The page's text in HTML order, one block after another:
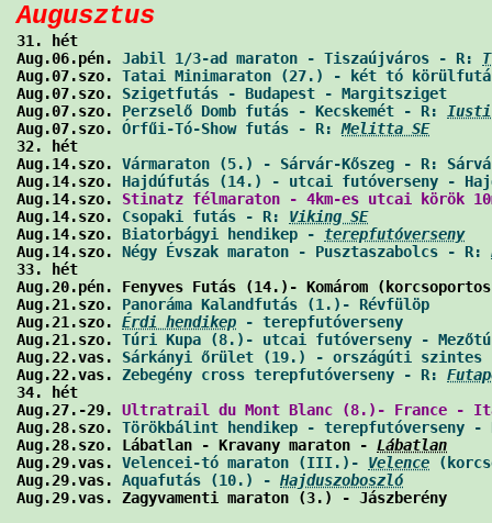
Augusztus
31. hét
Aug.06.pén. Jabil 1/3-ad maraton - Tiszaújváros - R:
Aug.07.szo. Tatai Minimaraton (27.) - két tó
Aug.07.szo. Szigetfutás - Budapest - Margitsziget
Aug.07.szo. Perzselő Domb futás - Kecskemét - R:
Aug.07.szo. Órfűi-Tó-Show futás - R: Melitta SE
32. hét
Aug.14.szo. Vármaraton (5.) - Sárvár-Kőszeg - R:
Aug.14.szo. Hajdúfutás (14.) - utcai futóverseny -
Aug.14.szo. Stinatz félmaraton - 4km-es utcai körök
Aug.14.szo. Csopaki futás - R: Viking SE
Aug.14.szo. Biatorbágyi hendikep - terepfutóverseny
Aug.14.szo. Négy Évszak maraton - Pusztaszabolcs - R:
33. hét
Aug.20.pén. Fenyves Futás (14.)- Komárom
Aug.21.szo. Panoráma Kalandfutás (1.)- Révfülöp
Aug.21.szo. Érdi hendikep - terepfutóverseny
Aug.21.szo. Túri Kupa (8.)- utcai futóverseny -
Aug.22.vas. Sárkányi őrület (19.) - országúti
Aug.22.vas. Zebegény cross terepfutóverseny - R:
34. hét
Aug.27.-29. Ultratrail du Mont Blanc (8.)- France -
Aug.28.szo. Törökbálint hendikep - terepfutóverseny
Aug.28.szo. Lábatlan - Kravany maraton - Lábatlan
Aug.29.vas. Velencei-tó maraton (III.)- Velence
Aug.29.vas. Aquafutás (10.) - Hajduszoboszló
Aug.29.vas. Zagyvamenti maraton (3.) -